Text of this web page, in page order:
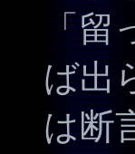
「
ば出
は断